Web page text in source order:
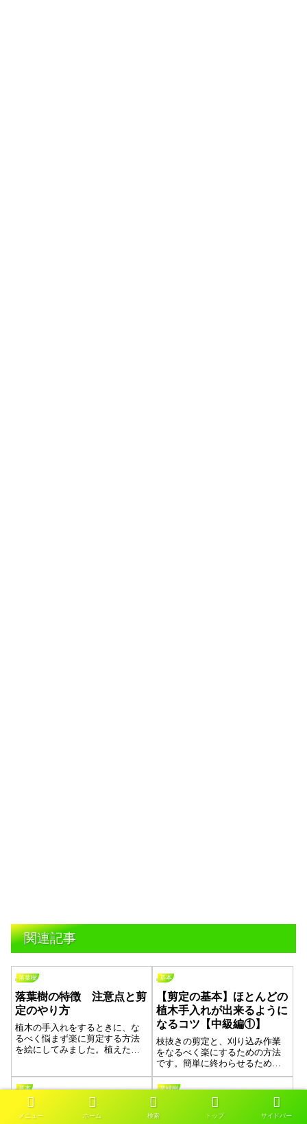
関連記事
落葉樹
落葉樹の特徴 注意点と剪
定のやり方
植木の手入れをするときに、な
るべく悩まず楽に剪定する方法
を絵にしてみました。植えた木
をきれいにするのも楽しいと思
います。きれいに仕上がると達
成感のある遊びになります。
基本
【剪定の基本】ほとんどの
植木手入れが出来るように
なるコツ【中級編①】
枝抜きの剪定と、刈り込み作業
をなるべく楽にするための方法
です。簡単に終わらせるために
は、一連の作業の流れを作ると
無駄がなくなり肉体的にも精神
的にも楽になります。切った枝
は下に行くので、高いところか
ら剪定して引っかかりを落とし
基本
【芽を多く残す】放ってお
いたマツを小さくする方法
常緑樹
常緑樹の特徴と剪定のポイ
ント
メニュー ホーム 検索 トップ サイドバー